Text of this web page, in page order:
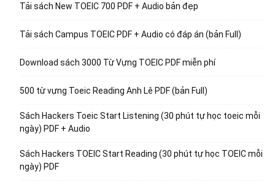
Tải sách New TOEIC 700 PDF + Audio bản đẹp
Tải sách Campus TOEIC PDF + Audio có đáp án (bản Full)
Download sách 3000 Từ Vựng TOEIC PDF miễn phí
500 từ vựng Toeic Reading Anh Lê PDF (bản Full)
Sách Hackers Toeic Start Listening (30 phút tự học toeic mỗi
ngày) PDF + Audio
Sách Hackers TOEIC Start Reading (30 phút tự học TOEIC mỗi
ngày) PDF